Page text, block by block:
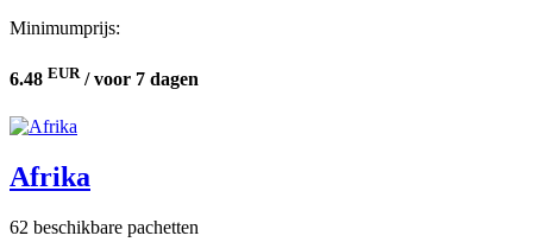
Minimumprijs:
6.48 EUR/ voor 7 dagen
Afrika
62 beschikbare pachetten